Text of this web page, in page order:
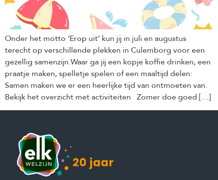
Onder het motto ‘Erop uit’ kun jij in juli en augustus
terecht op verschillende plekken in Culemborg voor een
gezellig samenzijn.Waar ga jij een kopje koffie drinken, een
praatje maken, spelletje spelen of een maaltijd delen:
Samen maken we er een heerlijke tijd van ontmoeten van.
Bekijk het overzicht met activiteiten Zomer doe goed […]